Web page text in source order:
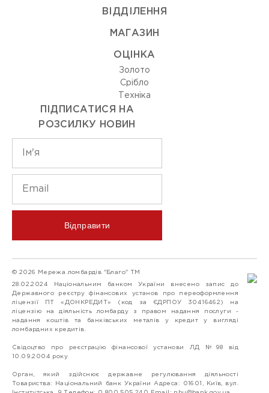
ВIДДIЛЕННЯ
МАГАЗИН
ОЦIНКА
Золото
Срiбло
Технiка
ПІДПИСАТИСЯ НА
РОЗСИЛКУ НОВИН
Відправити
© 2026 Мережа ломбардів "Благо" ТМ
28.02.2024 Національним банком України внесено запис до
Державного реєстру фінансових установ про переоформлення
ліцензії ПТ «ДОНКРЕДИТ» (код за ЄДРПОУ 30416462) на
ліцензію на діяльність ломбарду з правом надання послуги -
надання коштів та банківських металів у кредит у вигляді
ломбардних кредитів.
Свідоцтво про реєстрацію фінансової установи ЛД №98 від
10.09.2004 року
Орган, який здійснює державне регулювання діяльності
Товариства: Національний банк України Адреса: 01601, Київ, вул.